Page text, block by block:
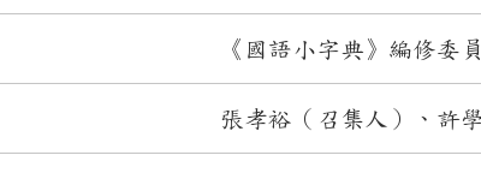
《國語小字典》編修委員
張孝裕（召集人）、許學